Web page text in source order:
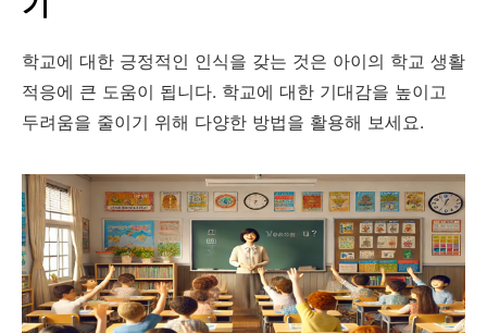
학교에 대한 긍정적인 인식을 갖는 것은 아이의 학교 생활
적응에 큰 도움이 됩니다. 학교에 대한 기대감을 높이고
두려움을 줄이기 위해 다양한 방법을 활용해 보세요.